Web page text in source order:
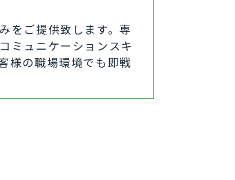
をご提供致します。専
ミュニケーションスキ
様の職場環境でも即戦